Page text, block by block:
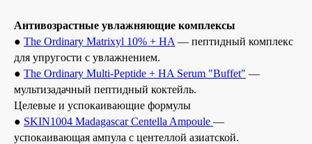
Антивозрастные увлажняющие комплексы
● The Ordinary Matrixyl 10% + HA — пептидный комплекс
для упругости с увлажнением.
● The Ordinary Multi-Peptide + HA Serum "Buffet" —
мультизадачный пептидный коктейль.
Целевые и успокаивающие формулы
● SKIN1004 Madagascar Centella Ampoule —
успокаивающая ампула с центеллой азиатской.